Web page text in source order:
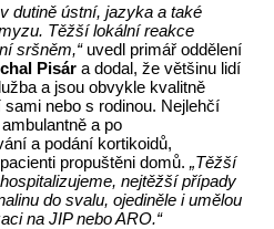
dutině ústní, jazyka a také
Těžší lokální reakce
sršněm,“uvedl primář oddělení
Pisár a dodal, že většinu lidí
a jsou obvykle kvalitně
nebo s rodinou. Nejlehčí
a po
a podání kortikoidů,
propuštěni domů.„Těžší
nejtěžší případy
do svalu, ojediněle i umělou
na JIP nebo ARO.“